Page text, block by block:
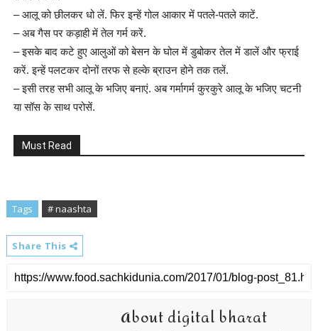
– आलू को छीलकर धो लें. फिर इन्हें गोल आकार में पतले-पतले काटें.
– अब गैस पर कड़ाही में तेल गर्म करें.
– इसके बाद कटे हुए आलुओं को बेसन के घोल में डुबोकर तेल में डालें और फ्राई
करें. इन्हें पलटकर दोनों तरफ से हल्के ब्राउन होने तक तलें.
– इसी तरह सभी आलू के भजिए बनाएं. अब गर्मागर्म कुरकुरे आलू के भजिए चटनी
या सॉस के साथ परोसें.
Must Read
Tags # naashta
Share This
About digital bharat